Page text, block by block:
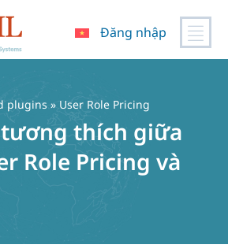
Đăng nhập
plugins » User Role Pricing
thích giữa
Role Pricing và